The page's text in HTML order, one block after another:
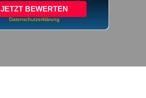
JETZT BEWERTEN
Datenschutzerklärung